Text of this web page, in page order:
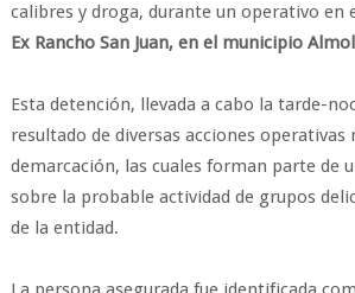
calibres y droga, durante un operativo en
Ex Rancho San Juan, en el municipio
Esta detención, llevada a cabo la tarde-
resultado de diversas acciones operativas
demarcación, las cuales forman parte de
sobre la probable actividad de grupos
de la entidad.